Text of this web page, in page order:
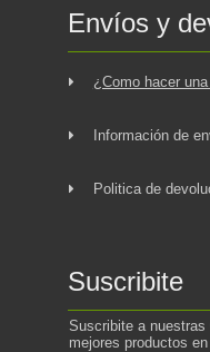
Envíos y
¿Como hacer
Información de
Politica de
Suscribite
Suscribite a
mejores productos en